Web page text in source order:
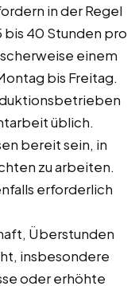
in der Regel
40 Stunden pro
einem
bis Freitag.
üblich.
bereit sein, in
zu arbeiten.
erforderlich
Überstunden
insbesondere
oder erhöhte